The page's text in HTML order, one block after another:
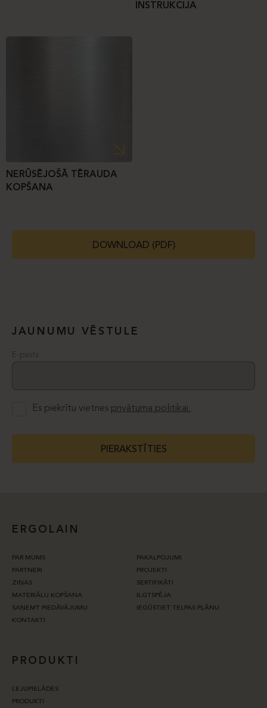
INSTRUKCIJA
NERŪSĒJOŠĀ TĒRAUDA
KOPŠANA
DOWNLOAD (PDF)
JAUNUMU VĒSTULE
E-pasts
Es piekrītu vietnes privātuma politikai.
PIERAKSTĪTIES
ERGOLAIN
PAR MUMS
PAKALPOJUMI
PARTNERI
PROJEKTI
ZIŅAS
SERTIFIKĀTI
MATERIĀLU KOPŠANA
ILGTSPĒJA
SAŅEMT PIEDĀVĀJUMU
IEGŪSTIET TELPAS PLĀNU
KONTAKTI
PRODUKTI
LEJUPIELĀDES
PRODUKTI